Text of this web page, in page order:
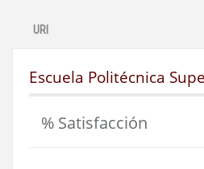
URI
Escuela Politécnica
% Satisfacción